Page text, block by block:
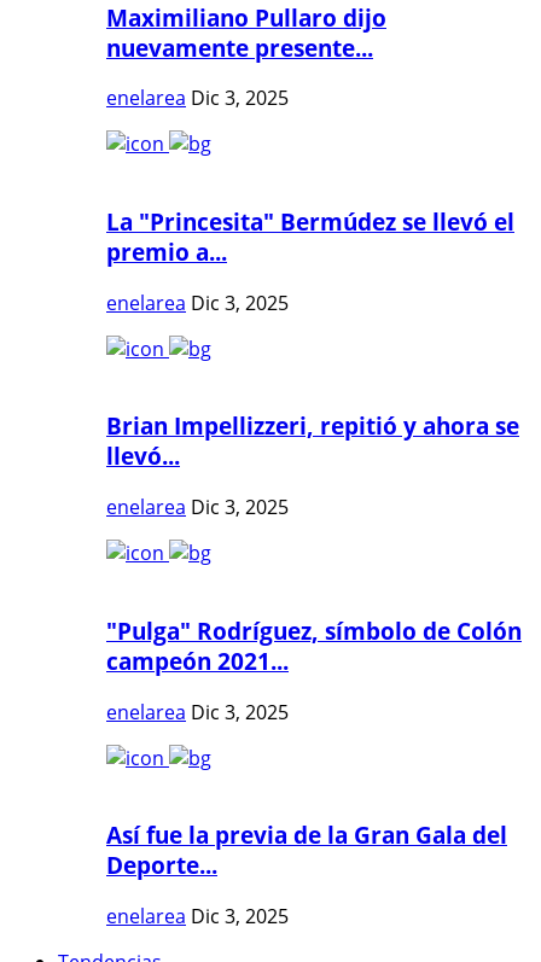
Maximiliano Pullaro dijo
nuevamente presente...
enelarea Dic 3, 2025
La "Princesita" Bermúdez se llevó el
premio a...
enelarea Dic 3, 2025
Brian Impellizzeri, repitió y ahora se
llevó...
enelarea Dic 3, 2025
"Pulga" Rodríguez, símbolo de Colón
campeón 2021...
enelarea Dic 3, 2025
Así fue la previa de la Gran Gala del
Deporte...
enelarea Dic 3, 2025